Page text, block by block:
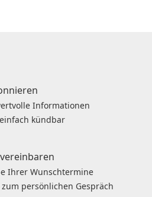
Informationen
kündbar
vereinbaren
Ihrer Wunschtermine
persönlichen Gespräch